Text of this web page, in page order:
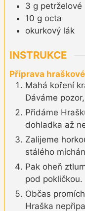
3 g petrželové
10 g octa
okurkový lák
INSTRUKCE
Příprava
Mahá koření
Dáváme
Přidáme
dohladka až
Zalijeme
stálého
Pak oheň
pod pokličkou.
Občas
Hraška